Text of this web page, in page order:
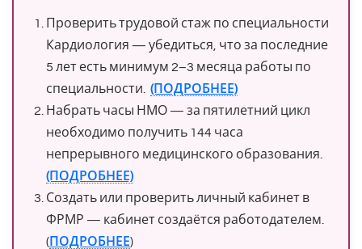
Проверить трудовой стаж по специальности
Кардиология — убедиться, что за последние
5 лет есть минимум 2–3 месяца работы по
специальности. (ПОДРОБНЕЕ)
Набрать часы НМО — за пятилетний цикл
необходимо получить 144 часа
непрерывного медицинского образования.
(ПОДРОБНЕЕ)
Создать или проверить личный кабинет в
ФРМР — кабинет создаётся работодателем.
(ПОДРОБНЕЕ)